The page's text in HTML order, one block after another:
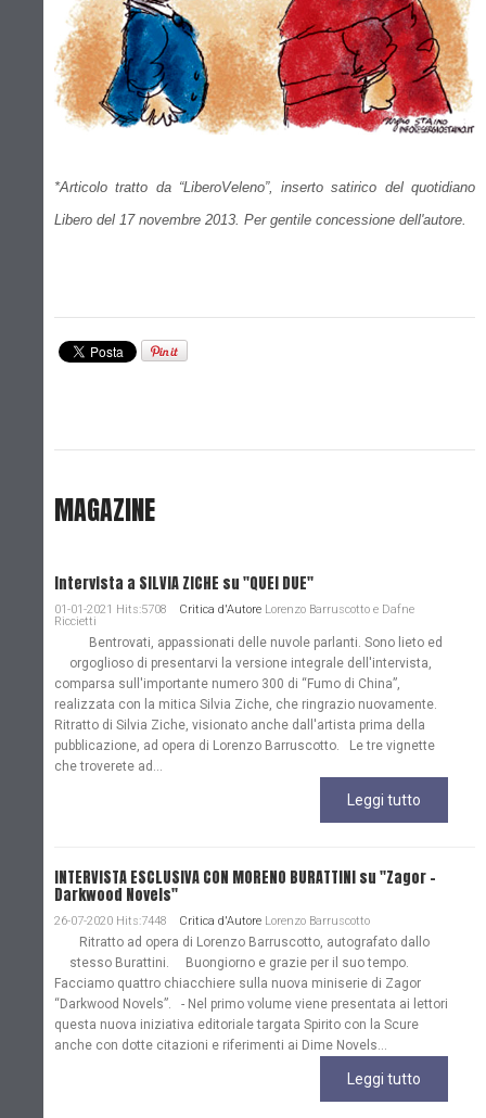
*Articolo tratto da “LiberoVeleno”, inserto satirico del quotidiano
Libero del 17 novembre 2013. Per gentile concessione dell'autore.
MAGAZINE
Intervista a SILVIA ZICHE su "QUEI DUE"
01-01-2021 Hits:5708 Critica d'Autore Lorenzo Barruscotto e Dafne
Riccietti
Bentrovati, appassionati delle nuvole parlanti. Sono lieto ed
orgoglioso di presentarvi la versione integrale dell'intervista,
comparsa sull'importante numero 300 di “Fumo di China”,
realizzata con la mitica Silvia Ziche, che ringrazio nuovamente.
Ritratto di Silvia Ziche, visionato anche dall'artista prima della
pubblicazione, ad opera di Lorenzo Barruscotto. Le tre vignette
che troverete ad...
Leggi tutto
INTERVISTA ESCLUSIVA CON MORENO BURATTINI su "Zagor -
Darkwood Novels"
26-07-2020 Hits:7448 Critica d'Autore Lorenzo Barruscotto
Ritratto ad opera di Lorenzo Barruscotto, autografato dallo
stesso Burattini. Buongiorno e grazie per il suo tempo.
Facciamo quattro chiacchiere sulla nuova miniserie di Zagor
“Darkwood Novels”. - Nel primo volume viene presentata ai lettori
questa nuova iniziativa editoriale targata Spirito con la Scure
anche con dotte citazioni e riferimenti ai Dime Novels...
Leggi tutto